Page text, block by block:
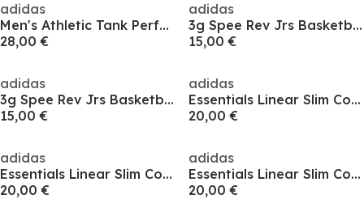
adidas
Men's Athletic Tank Performance Basketball Jersey
28,00 €
adidas
3g Spee Rev Jrs Basketball Jersey Mens
15,00 €
adidas
3g Spee Rev Jrs Basketball Jersey Mens
15,00 €
adidas
Essentials Linear Slim Cotton Tank Top Womens
20,00 €
adidas
Essentials Linear Slim Cotton Tank Top Womens
20,00 €
adidas
Essentials Linear Slim Cotton Tank Top Womens
20,00 €